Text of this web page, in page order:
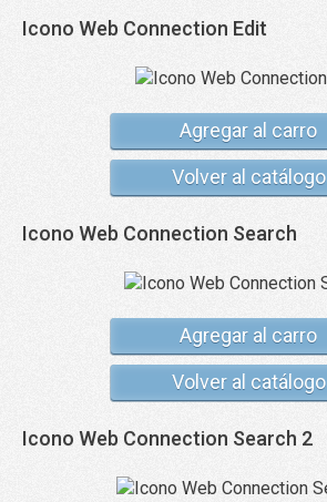
Icono Web Connection Edit
Agregar al carro
Volver al catálogo
Icono Web Connection Search
Agregar al carro
Volver al catálogo
Icono Web Connection Search 2